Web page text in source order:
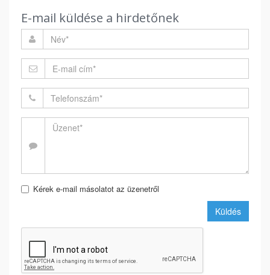
E-mail küldése a hirdetőnek
Kérek e-mail másolatot az üzenetről
Küldés